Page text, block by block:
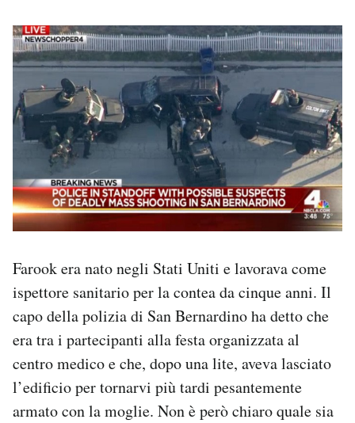
Farook era nato negli Stati Uniti e lavorava come
ispettore sanitario per la contea da cinque anni. Il
capo della polizia di San Bernardino ha detto che
era tra i partecipanti alla festa organizzata al
centro medico e che, dopo una lite, aveva lasciato
l’edificio per tornarvi più tardi pesantemente
armato con la moglie. Non è però chiaro quale sia